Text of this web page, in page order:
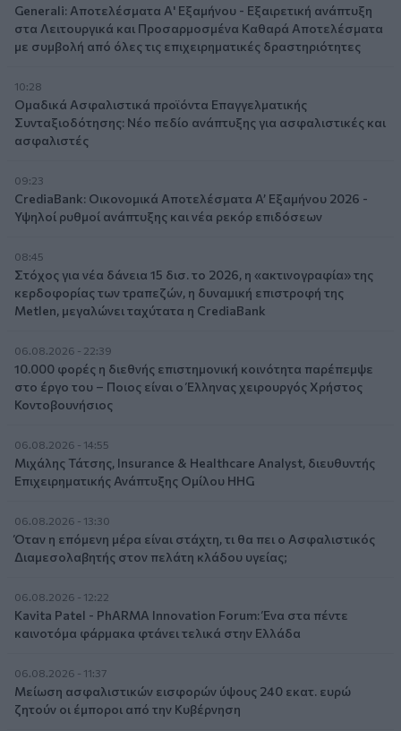
Generali: Αποτελέσματα Α' Εξαμήνου - Εξαιρετική ανάπτυξη
στα Λειτουργικά και Προσαρμοσμένα Καθαρά Αποτελέσματα
με συμβολή από όλες τις επιχειρηματικές δραστηριότητες
10:28
Ομαδικά Ασφαλιστικά προϊόντα Επαγγελματικής
Συνταξιοδότησης: Νέο πεδίο ανάπτυξης για ασφαλιστικές και
ασφαλιστές
09:23
CrediaBank: Οικονομικά Αποτελέσματα A’ Εξαμήνου 2026 -
Υψηλοί ρυθμοί ανάπτυξης και νέα ρεκόρ επιδόσεων
08:45
Στόχος για νέα δάνεια 15 δισ. το 2026, η «ακτινογραφία» της
κερδοφορίας των τραπεζών, η δυναμική επιστροφή της
Metlen, μεγαλώνει ταχύτατα η CrediaBank
06.08.2026 - 22:39
10.000 φορές η διεθνής επιστημονική κοινότητα παρέπεμψε
στο έργο του – Ποιος είναι ο Έλληνας χειρουργός Χρήστος
Κοντοβουνήσιος
06.08.2026 - 14:55
Μιχάλης Τάτσης, Insurance & Healthcare Analyst, διευθυντής
Επιχειρηματικής Ανάπτυξης Ομίλου HHG
06.08.2026 - 13:30
Όταν η επόμενη μέρα είναι στάχτη, τι θα πει ο Ασφαλιστικός
Διαμεσολαβητής στον πελάτη κλάδου υγείας;
06.08.2026 - 12:22
Kavita Patel - PhARMA Innovation Forum: Ένα στα πέντε
καινοτόμα φάρμακα φτάνει τελικά στην Ελλάδα
06.08.2026 - 11:37
Μείωση ασφαλιστικών εισφορών ύψους 240 εκατ. ευρώ
ζητούν οι έμποροι από την Κυβέρνηση